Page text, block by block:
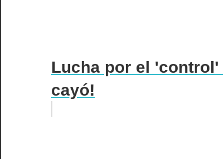
Lucha por el 'control'
cayó!